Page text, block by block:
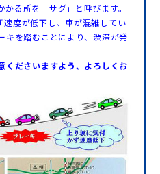
る所を「サグ」と呼びます。
速度が低下し、車が混雑してい
キを踏むことにより、渋滞が発
くださいますよう、よろしくお